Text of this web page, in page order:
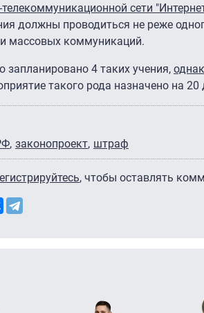
сети
должны проводиться не реже
и массовых коммуникаций.
запланировано 4 таких учения,
такого рода назначено на 20
законопроект штраф
, чтобы оставлять